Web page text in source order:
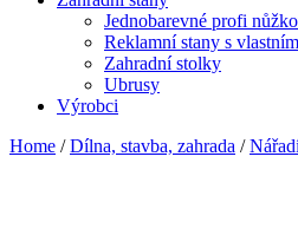
Jednobarevné profi
Reklamní stany s
Zahradní stolky
Ubrusy
Výrobci
Home /Dílna, stavba, zahrada /